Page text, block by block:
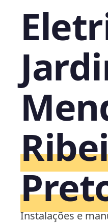
Instalações e